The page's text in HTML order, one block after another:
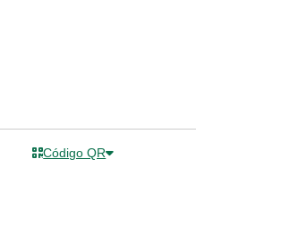
Código QR